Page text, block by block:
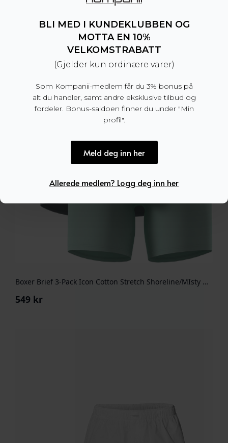
Boxer Brief 3-Pack Icon Cotton Stretch Shoreline/MIsty Grey/Navy
549 kr
BLI MED I KUNDEKLUBBEN OG
MOTTA EN 10%
VELKOMSTRABATT
(Gjelder kun ordinære varer)
Som Kompanii-medlem får du 3% bonus på
alt du handler, samt andre eksklusive tilbud og
fordeler. Bonus-saldoen finner du under "Min
profil".
Meld deg inn her
Allerede medlem? Logg deg inn her